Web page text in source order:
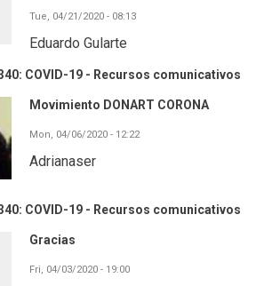
Tue, 04/21/2020 - 08:13
Eduardo Gularte
340: COVID-19 - Recursos comunicativos
Movimiento DONART CORONA
Mon, 04/06/2020 - 12:22
Adrianaser
340: COVID-19 - Recursos comunicativos
Gracias
Fri, 04/03/2020 - 19:00